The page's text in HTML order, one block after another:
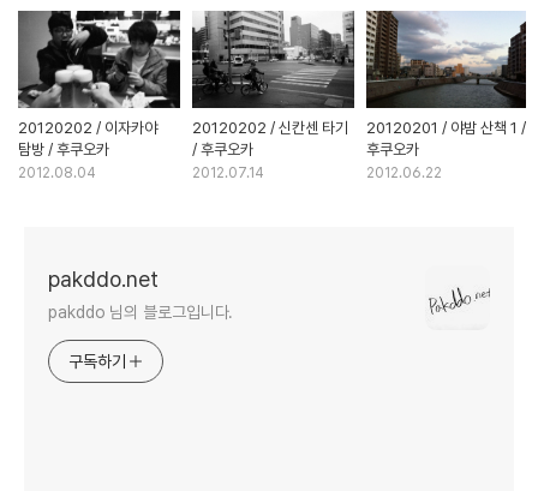
20120202 / 이자카야
탐방 / 후쿠오카
2012.08.04
20120202 / 신칸센 타기
/ 후쿠오카
2012.07.14
20120201 / 야밤 산책 1 /
후쿠오카
2012.06.22
pakddo.net
pakddo 님의 블로그입니다.
구독하기